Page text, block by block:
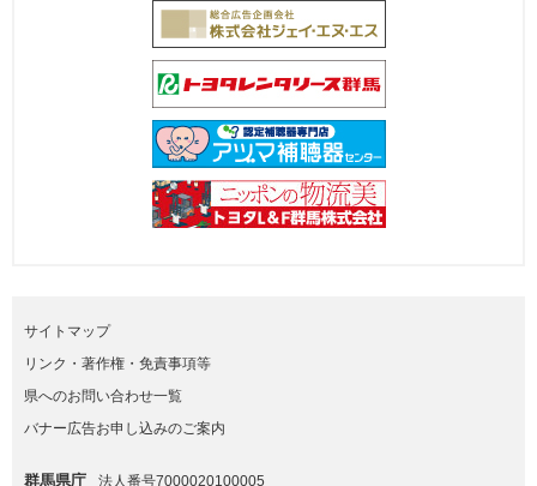
サイトマップ
リンク・著作権・免責事項等
県へのお問い合わせ一覧
バナー広告お申し込みのご案内
群馬県庁 法人番号7000020100005